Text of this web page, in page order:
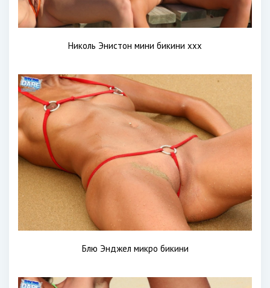
Николь Энистон мини бикини xxx
Блю Энджел микро бикини